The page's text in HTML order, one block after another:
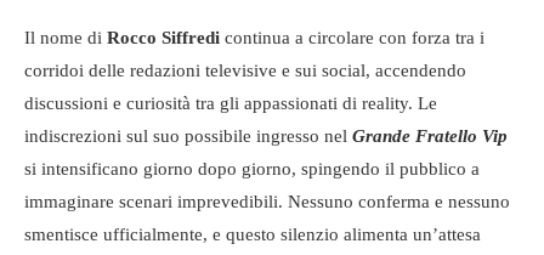
Il nome di Rocco Siffredi continua a circolare con forza tra i
corridoi delle redazioni televisive e sui social, accendendo
discussioni e curiosità tra gli appassionati di reality. Le
indiscrezioni sul suo possibile ingresso nel Grande Fratello Vip
si intensificano giorno dopo giorno, spingendo il pubblico a
immaginare scenari imprevedibili. Nessuno conferma e nessuno
smentisce ufficialmente, e questo silenzio alimenta un’attesa